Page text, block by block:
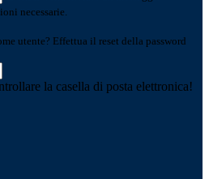
necessarie.
utente? Effettua il reset della password
la casella di posta elettronica!